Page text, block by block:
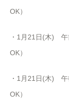
OK）
・1月21日(木) 午
OK）
・1月21日(木) 午
OK）